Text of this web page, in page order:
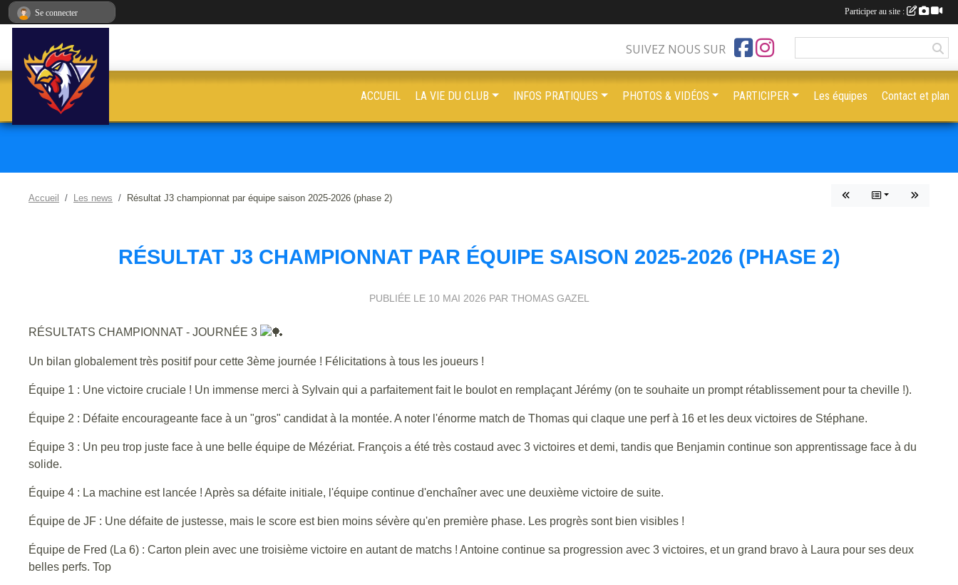
Accueil Les news Résultat J3 championnat par équipe saison 2025-2026 (phase 2)
RÉSULTAT J3 CHAMPIONNAT PAR ÉQUIPE SAISON 2025-2026 (PHASE 2)
PUBLIÉE LE 10 MAI 2026 PAR THOMAS GAZEL
RÉSULTATS CHAMPIONNAT - JOURNÉE 3
Un bilan globalement très positif pour cette 3ème journée ! Félicitations à tous les joueurs !
Équipe 1 : Une victoire cruciale ! Un immense merci à Sylvain qui a parfaitement fait le boulot en remplaçant Jérémy (on te souhaite un prompt rétablissement pour ta cheville !).
Équipe 2 : Défaite encourageante face à un "gros" candidat à la montée. A noter l'énorme match de Thomas qui claque une perf à 16 et les deux victoires de Stéphane.
Équipe 3 : Un peu trop juste face à une belle équipe de Mézériat. François a été très costaud avec 3 victoires et demi, tandis que Benjamin continue son apprentissage face à du
solide.
Équipe 4 : La machine est lancée ! Après sa défaite initiale, l'équipe continue d'enchaîner avec une deuxième victoire de suite.
Équipe de JF : Une défaite de justesse, mais le score est bien moins sévère qu'en première phase. Les progrès sont bien visibles !
Équipe de Fred (La 6) : Carton plein avec une troisième victoire en autant de matchs ! Antoine continue sa progression avec 3 victoires, et un grand bravo à Laura pour ses deux
belles perfs. Top
SUIVEZ NOUS SUR
ACCUEIL LA VIE DU CLUB INFOS PRATIQUES PHOTOS & VIDÉOS PARTICIPER Les équipes Contact et plan
Se connecter Participer au site :
Panneau de gestion des cookies